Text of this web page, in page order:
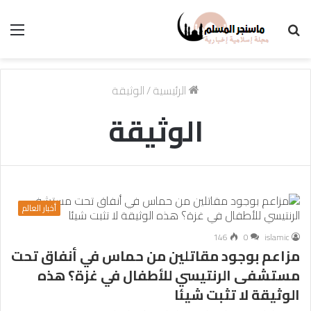
الرئيسية/الوثيقة
الوثيقة
أخبار العالم
islamic
0
146
مزاعم بوجود مقاتلين من حماس في أنفاق تحت
مستشفى الرنتيسي للأطفال في غزة؟ هذه
الوثيقة لا تثبت شيئا